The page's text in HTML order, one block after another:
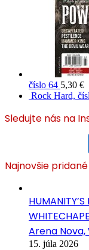
číslo 64 5,30 €
Rock Hard,
Sledujte nás na
Najnovšie
Arena Nova,
15. júla 2026